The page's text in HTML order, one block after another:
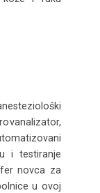
i testiranje
novca za
u ovoj